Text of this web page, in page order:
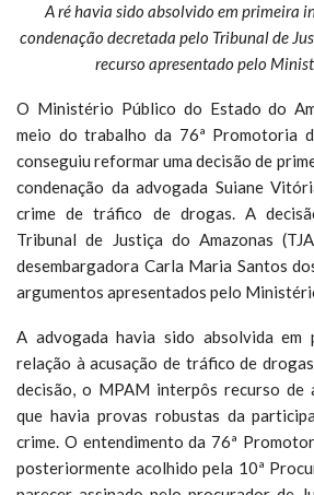
A ré havia sido absolvido em primeira
condenação decretada pelo Tribunal de
recurso apresentado pelo
O Ministério Público do Estado do
meio do trabalho da 76ª Promotoria
conseguiu reformar uma decisão de
condenação da advogada Suiane
crime de tráfico de drogas. A
Tribunal de Justiça do Amazonas
desembargadora Carla Maria Santos
argumentos apresentados pelo
A advogada havia sido absolvida em
relação à acusação de tráfico de
decisão, o MPAM interpôs recurso de
que havia provas robustas da
crime. O entendimento da 76ª
posteriormente acolhido pela 10ª